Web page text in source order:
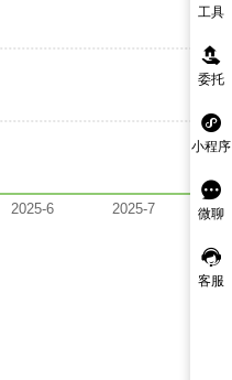
工具
委托
小程序
微聊
客服